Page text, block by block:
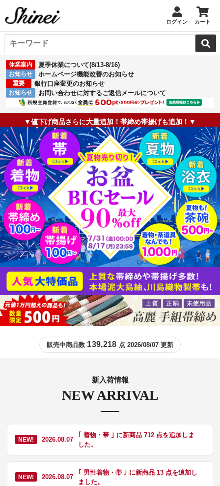
ログイン カート
休業案内 夏季休業について(8/13-8/16)
お知らせ ホームページ機能改善のお知らせ
重要 銀行口座変更のお知らせ
お知らせ お問い合わせに対するご返信メールについて
▼値下げ商品さらに大量追加！帯締め帯揚げも追加！▼
販売中商品数 139,218 点 2026/08/07 更新
NEW ARRIVAL
新入荷情報
NEW! 2026.08.07
｢ 着物・帯 ｣ に新商品 712 点を追加しま
した。
NEW! 2026.08.07
｢ 男性着物・帯 ｣ に新商品 13 点を追加し
ました。